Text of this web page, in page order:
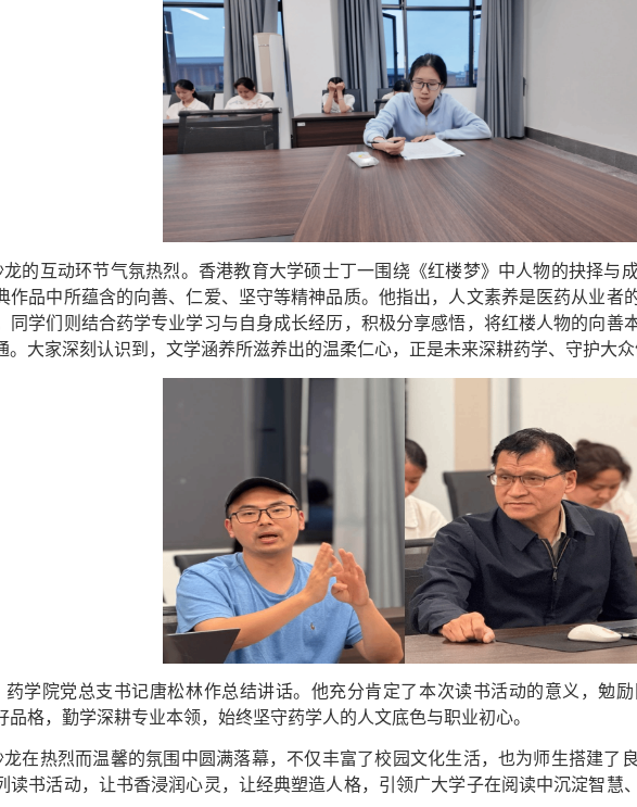
的互动环节气氛热烈。香港教育大学硕士丁一围绕《红楼梦》中人物的抉择与
作品中所蕴含的向善、仁爱、坚守等精神品质。他指出，人文素养是医药从业者
同学们则结合药学专业学习与自身成长经历，积极分享感悟，将红楼人物的向善
。大家深刻认识到，文学涵养所滋养出的温柔仁心，正是未来深耕药学、守护大
药学院党总支书记唐松林作总结讲话。他充分肯定了本次读书活动的意义，勉
品格，勤学深耕专业本领，始终坚守药学人的人文底色与职业初心。
在热烈而温馨的氛围中圆满落幕，不仅丰富了校园文化生活，也为师生搭建了
读书活动，让书香浸润心灵，让经典塑造人格，引领广大学子在阅读中沉淀智慧